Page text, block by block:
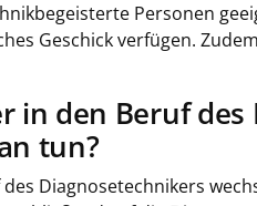
Personen
Geschick verfügen.
in den Beruf
tun?
Diagnosetechnikers